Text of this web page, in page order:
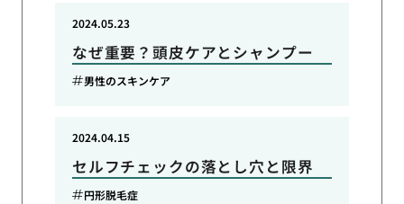
なぜ重要？頭皮ケアとシャンプー
2024.05.23
男性のスキンケア
セルフチェックの落とし穴と限界
2024.04.15
円形脱毛症